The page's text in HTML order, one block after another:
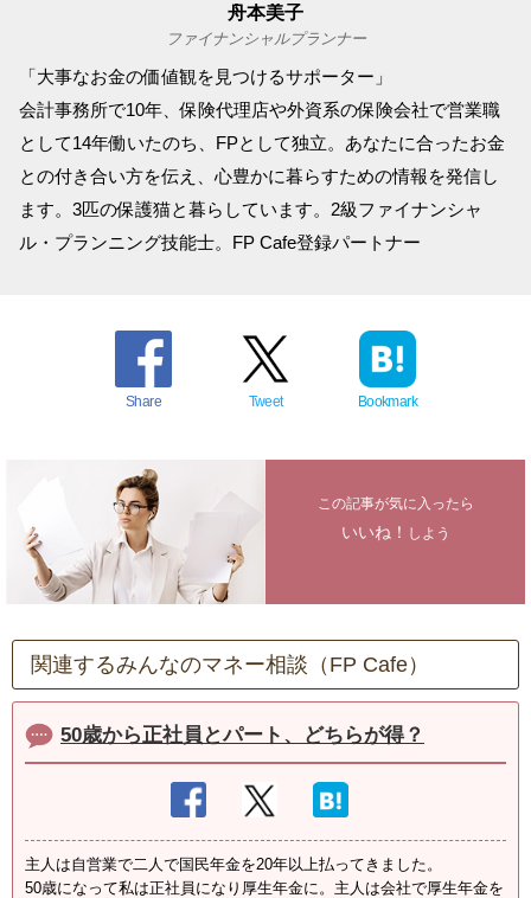
舟本美子
ファイナンシャルプランナー
「大事なお金の価値観を見つけるサポーター」
会計事務所で10年、保険代理店や外資系の保険会社で営業職
として14年働いたのち、FPとして独立。あなたに合ったお金
との付き合い方を伝え、心豊かに暮らすための情報を発信し
ます。3匹の保護猫と暮らしています。2級ファイナンシャ
ル・プランニング技能士。FP Cafe登録パートナー
Share Tweet Bookmark
この記事が気に入ったら
いいね！ しよう
関連するみんなのマネー相談（FP Cafe）
50歳から正社員とパート、どちらが得？
主人は自営業で二人で国民年金を20年以上払ってきました。
50歳になって私は正社員になり厚生年金に。主人は会社で厚生年金を